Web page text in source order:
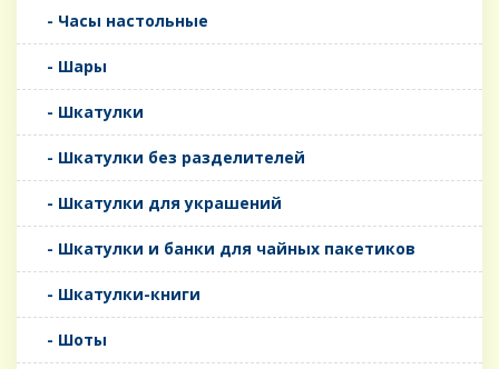
- Часы настольные
- Шары
- Шкатулки
- Шкатулки без разделителей
- Шкатулки для украшений
- Шкатулки и банки для чайных пакетиков
- Шкатулки-книги
- Шоты